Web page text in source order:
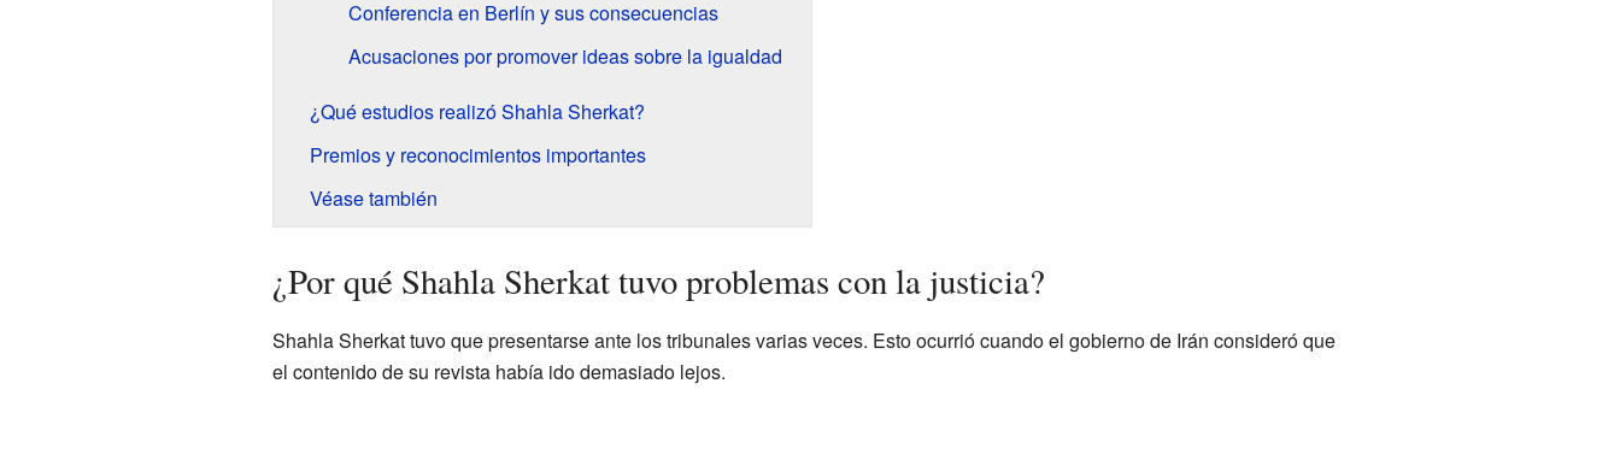
Conferencia en Berlín y sus consecuencias
Acusaciones por promover ideas sobre la igualdad
¿Qué estudios realizó Shahla Sherkat?
Premios y reconocimientos importantes
Véase también
¿Por qué Shahla Sherkat tuvo problemas con la justicia?
Shahla Sherkat tuvo que presentarse ante los tribunales varias veces. Esto ocurrió cuando el gobierno de Irán consideró que
el contenido de su revista había ido demasiado lejos.